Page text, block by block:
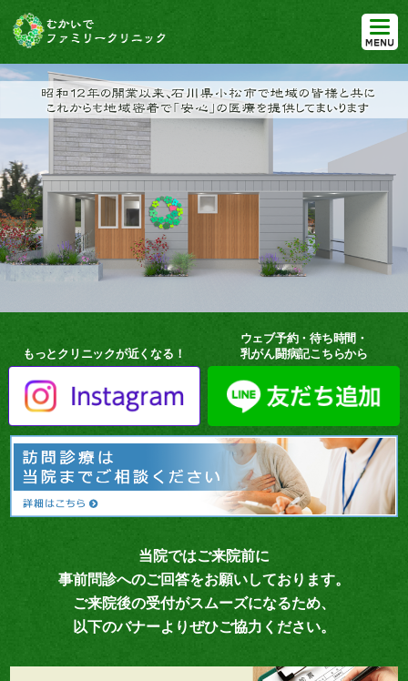
もっとクリニックが近くなる！
ウェブ予約・待ち時間・
乳がん闘病記こちらから
当院ではご来院前に
事前問診へのご回答をお願いしております。
ご来院後の受付がスムーズになるため、
以下のバナーよりぜひご協力ください。